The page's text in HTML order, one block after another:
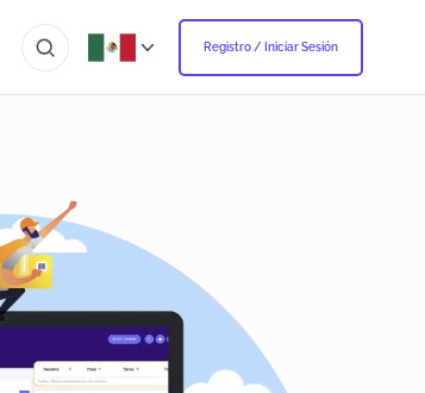
Registro / Iniciar Sesión